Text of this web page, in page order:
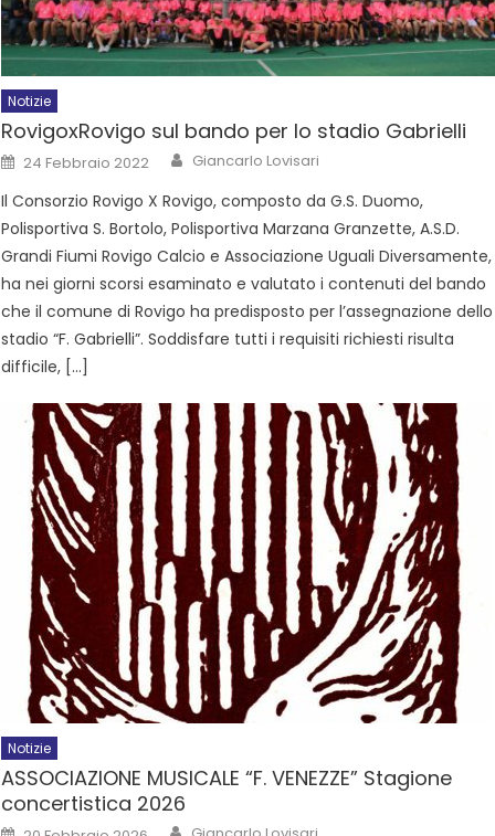
Notizie
RovigoxRovigo sul bando per lo stadio Gabrielli
24 Febbraio 2022 Giancarlo Lovisari
Il Consorzio Rovigo X Rovigo, composto da G.S. Duomo,
Polisportiva S. Bortolo, Polisportiva Marzana Granzette, A.S.D.
Grandi Fiumi Rovigo Calcio e Associazione Uguali Diversamente,
ha nei giorni scorsi esaminato e valutato i contenuti del bando
che il comune di Rovigo ha predisposto per l’assegnazione dello
stadio “F. Gabrielli”. Soddisfare tutti i requisiti richiesti risulta
difficile, […]
Notizie
ASSOCIAZIONE MUSICALE “F. VENEZZE” Stagione
concertistica 2026